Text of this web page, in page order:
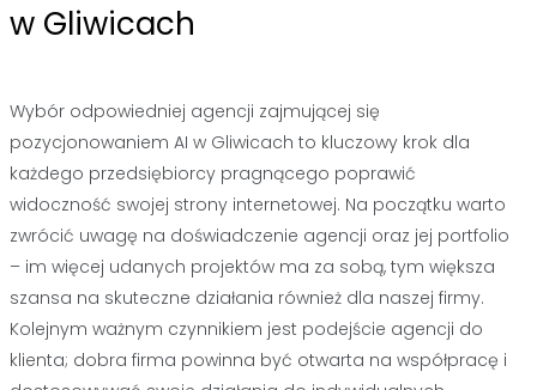
w Gliwicach
Wybór odpowiedniej agencji zajmującej się
pozycjonowaniem AI w Gliwicach to kluczowy krok dla
każdego przedsiębiorcy pragnącego poprawić
widoczność swojej strony internetowej. Na początku warto
zwrócić uwagę na doświadczenie agencji oraz jej portfolio
– im więcej udanych projektów ma za sobą, tym większa
szansa na skuteczne działania również dla naszej firmy.
Kolejnym ważnym czynnikiem jest podejście agencji do
klienta; dobra firma powinna być otwarta na współpracę i